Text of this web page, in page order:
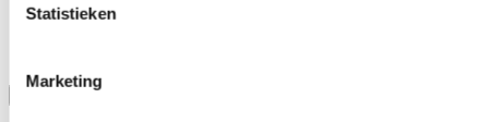
Statistieken
Marketing